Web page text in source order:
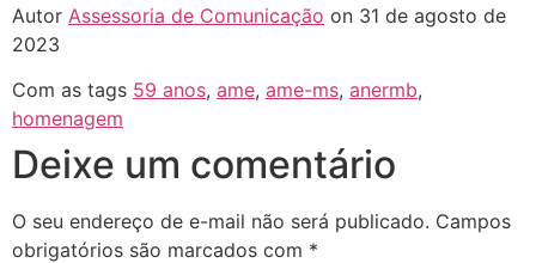
Autor Assessoria de Comunicação on 31 de agosto de
2023
Com as tags 59 anos, ame, ame-ms, anermb,
homenagem
Deixe um comentário
O seu endereço de e-mail não será publicado. Campos
obrigatórios são marcados com *